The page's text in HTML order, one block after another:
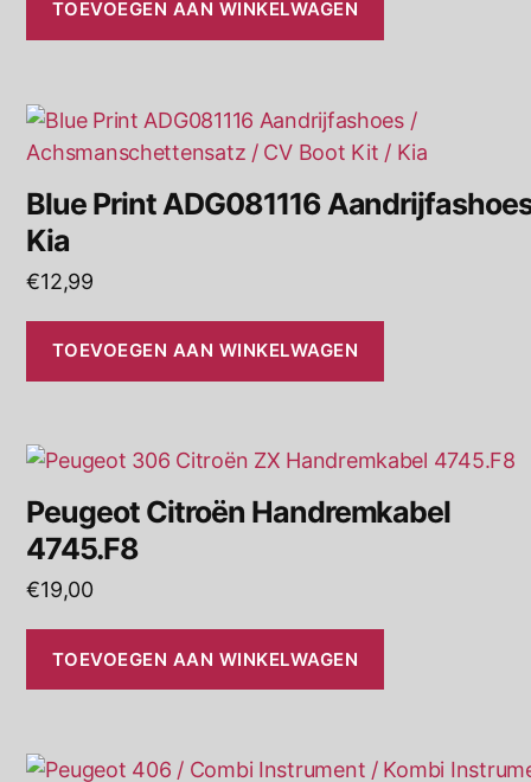
TOEVOEGEN AAN WINKELWAGEN
Blue Print ADG081116
Kia
€12,99
TOEVOEGEN AAN WINKELWAGEN
Peugeot Citroën Handremkabel
4745.F8
€19,00
TOEVOEGEN AAN WINKELWAGEN